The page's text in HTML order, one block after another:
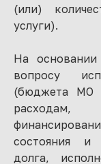
(или)
услуги).
На основании
вопросу
(бюджета МО
расходам,
состояния и
долга,